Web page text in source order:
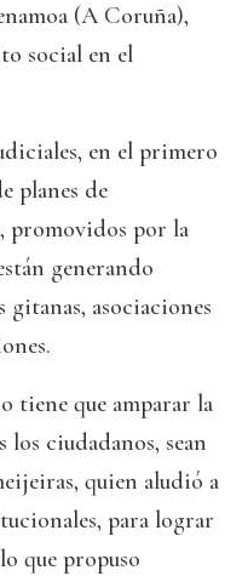
(A Coruña),
social en el
en el primero
planes de
promovidos por la
generando
asociaciones
tiene que amparar la
ciudadanos, sean
quien aludió a
para lograr
que propuso